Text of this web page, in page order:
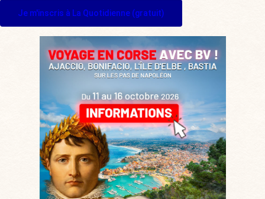
Je m'inscris à La Quotidienne (gratuit)